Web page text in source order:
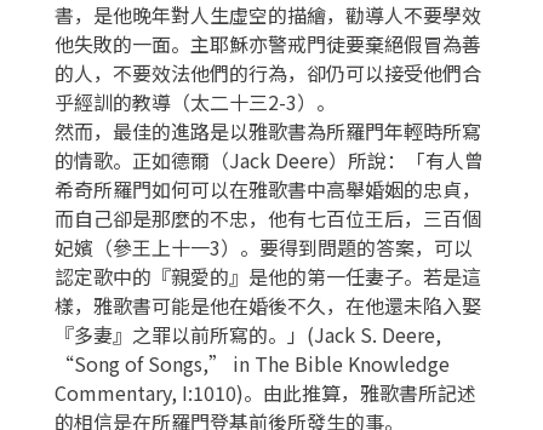
書，是他晚年對人生虛空的描繪，勸導人不要學效
他失敗的一面。主耶穌亦警戒門徒要棄絕假冒為善
的人，不要效法他們的行為，卻仍可以接受他們合
乎經訓的教導（太二十三2-3）。
然而，最佳的進路是以雅歌書為所羅門年輕時所寫
的情歌。正如德爾（Jack Deere）所說：「有人曾
希奇所羅門如何可以在雅歌書中高舉婚姻的忠貞，
而自己卻是那麼的不忠，他有七百位王后，三百個
妃嬪（參王上十一3）。要得到問題的答案，可以
認定歌中的『親愛的』是他的第一任妻子。若是這
樣，雅歌書可能是他在婚後不久，在他還未陷入娶
『多妻』之罪以前所寫的。」(Jack S. Deere,
“Song of Songs,” in The Bible Knowledge
Commentary, I:1010)。由此推算，雅歌書所記述
的相信是在所羅門登基前後所發生的事。